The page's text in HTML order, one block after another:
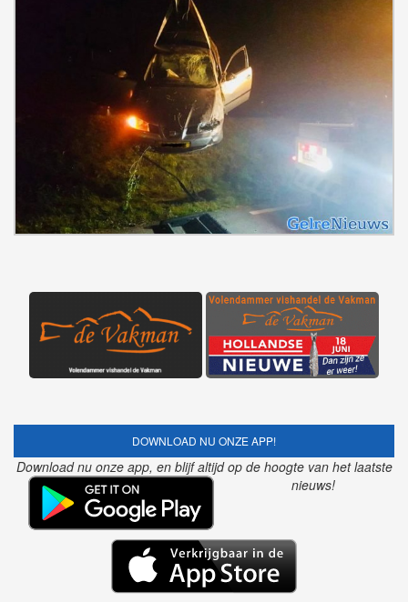
DOWNLOAD NU ONZE APP!
Download nu onze app, en blijf altijd op de hoogte van het laatste
nieuws!